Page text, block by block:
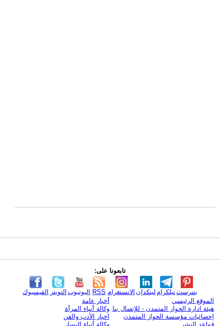
تابعونا على:
الفيسبوك التويتر اليوتيوب RSS الانستغرام لينكدإن تيلكرامبنترست
الموقع الرئيسي
هيئة ادارة الحوار المتمدن - للإتصال بنا
إحصائيات مؤسسة الحوار المتمدن
قواعد النشر
أخبار عامة
وكالة أنباء المرأة
اخبار الأدب والفن
وكالة أنباء اليسار